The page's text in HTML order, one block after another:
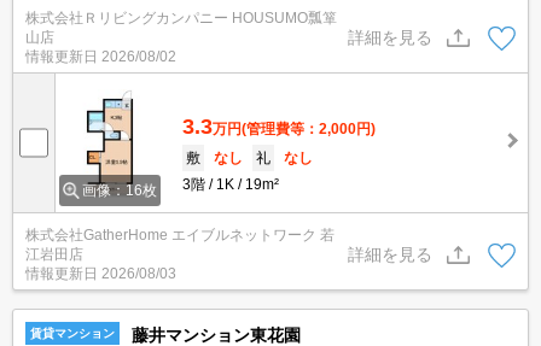
株式会社Ｒリビングカンパニー HOUSUMO瓢箪
山店
情報更新日 2026/08/02
詳細を見る
画像：16枚
3.3万円(管理費等：2,000円)
敷
なし 礼
なし
3階
1K 19m²
株式会社GatherHome エイブルネットワーク 若
江岩田店
情報更新日 2026/08/03
詳細を見る
賃貸マンション 藤井マンション東花園